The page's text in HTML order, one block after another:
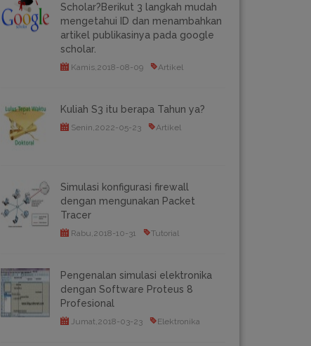
Scholar?Berikut 3 langkah mudah
mengetahui ID dan menambahkan
artikel publikasinya pada google
scholar.
Kamis,2018-08-09 Artikel
Kuliah S3 itu berapa Tahun ya?
Senin,2022-05-23 Artikel
Simulasi konfigurasi firewall
dengan mengunakan Packet
Tracer
Rabu,2018-10-31 Tutorial
Pengenalan simulasi elektronika
dengan Software Proteus 8
Profesional
Jumat,2018-03-23 Elektronika